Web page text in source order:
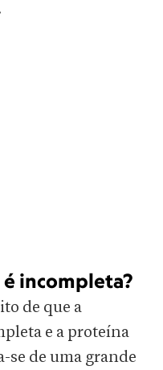
incompleta?
de que a
e a proteína
se de uma grande